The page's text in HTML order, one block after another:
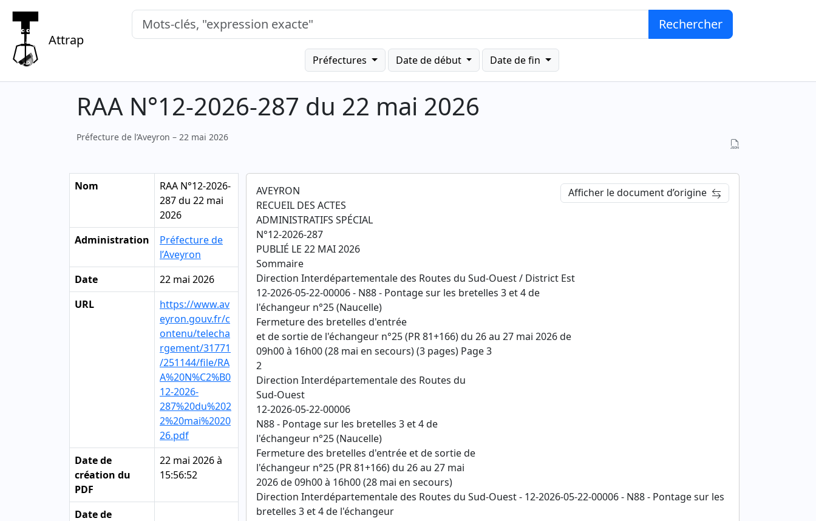
Attrap
Mots-clés, "expression exacte" Rechercher
Préfectures Date de début Date de fin
RAA N°12-2026-287 du 22 mai 2026
Préfecture de l’Aveyron – 22 mai 2026
Nom
RAA N°12-2026-
287 du 22 mai
2026
Administration
Préfecture de
l’Aveyron
Date
22 mai 2026
URL
https://www.av
eyron.gouv.fr/c
ontenu/telecha
rgement/31771
/251144/file/RA
A%20N%C2%B0
12-2026-
287%20du%202
2%20mai%2020
26.pdf
Date de
création du
PDF
22 mai 2026 à
15:56:52
Date de
Afficher le document d’origine
AVEYRON
RECUEIL DES ACTES
ADMINISTRATIFS SPÉCIAL
N°12-2026-287
PUBLIÉ LE 22 MAI 2026
Sommaire
Direction Interdépartementale des Routes du Sud-Ouest / District Est
12-2026-05-22-00006 - N88 - Pontage sur les bretelles 3 et 4 de
l'échangeur n°25 (Naucelle)
Fermeture des bretelles d'entrée
et de sortie de l'échangeur n°25 (PR 81+166) du 26 au 27 mai 2026 de
09h00 à 16h00 (28 mai en secours) (3 pages) Page 3
2
Direction Interdépartementale des Routes du
Sud-Ouest
12-2026-05-22-00006
N88 - Pontage sur les bretelles 3 et 4 de
l'échangeur n°25 (Naucelle)
Fermeture des bretelles d'entrée et de sortie de
l'échangeur n°25 (PR 81+166) du 26 au 27 mai
2026 de 09h00 à 16h00 (28 mai en secours)
Direction Interdépartementale des Routes du Sud-Ouest - 12-2026-05-22-00006 - N88 - Pontage sur les
bretelles 3 et 4 de l'échangeur